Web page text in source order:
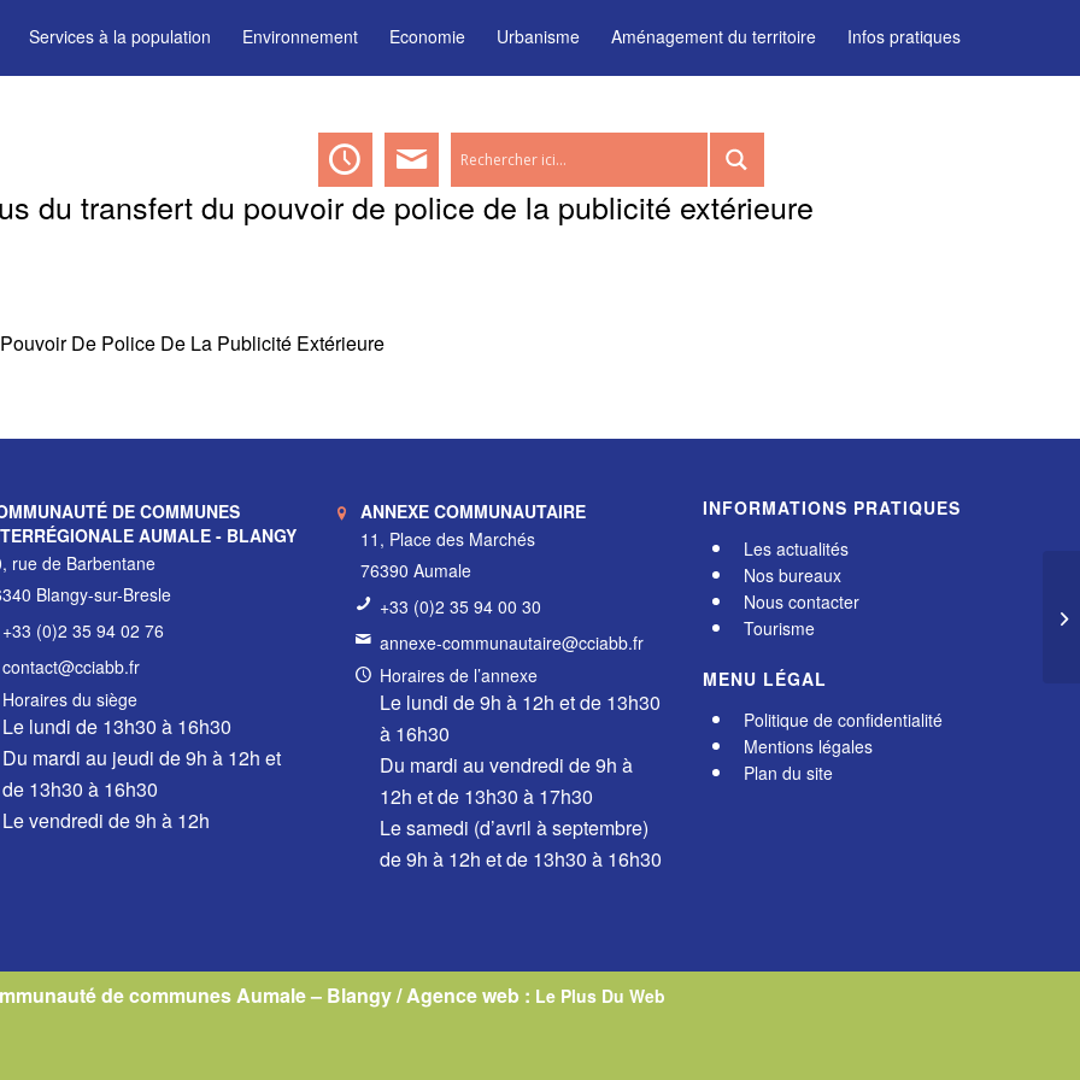
Services à la population Environnement Economie Urbanisme Aménagement du territoire Infos pratiques
du transfert du pouvoir de police de la publicité extérieure
De Police De La Publicité Extérieure
DE COMMUNES
AUMALE - BLANGY
rue de Barbentane
Blangy-sur-Bresle
+33 (0)2 35 94 02 76
contact@cciabb.fr
Horaires du siège
Le lundi de 13h30 à 16h30
Du mardi au jeudi de 9h à 12h et
de 13h30 à 16h30
Le vendredi de 9h à 12h
ANNEXE COMMUNAUTAIRE
11, Place des Marchés
76390 Aumale
+33 (0)2 35 94 00 30
annexe-communautaire@cciabb.fr
Horaires de l’annexe
Le lundi de 9h à 12h et de 13h30
à 16h30
Du mardi au vendredi de 9h à
12h et de 13h30 à 17h30
Le samedi (d’avril à septembre)
de 9h à 12h et de 13h30 à 16h30
INFORMATIONS PRATIQUES
Les actualités
Nos bureaux
Nous contacter
Tourisme
MENU LÉGAL
Politique de confidentialité
Mentions légales
Plan du site
de communes Aumale – Blangy / Agence web : Le Plus Du Web